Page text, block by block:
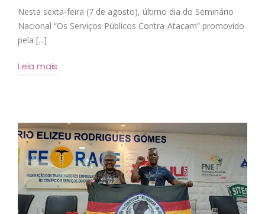
Nesta sexta-feira (7 de agosto), último dia do Seminário
Nacional “Os Serviços Públicos Contra-Atacam” promovido
pela [...]
Leia mais